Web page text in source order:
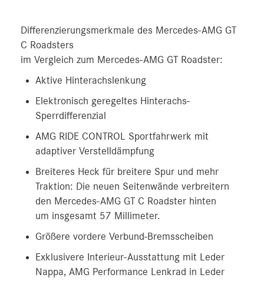
Differenzierungsmerkmale des Mercedes-AMG GT
C Roadsters
im Vergleich zum Mercedes-AMG GT Roadster:
Aktive Hinterachslenkung
Elektronisch geregeltes Hinterachs-
Sperrdifferenzial
AMG RIDE CONTROL Sportfahrwerk mit
adaptiver Verstelldämpfung
Breiteres Heck für breitere Spur und mehr
Traktion: Die neuen Seitenwände verbreitern
den Mercedes-AMG GT C Roadster hinten
um insgesamt 57 Millimeter.
Größere vordere Verbund-Bremsscheiben
Exklusivere Interieur-Ausstattung mit Leder
Nappa, AMG Performance Lenkrad in Leder